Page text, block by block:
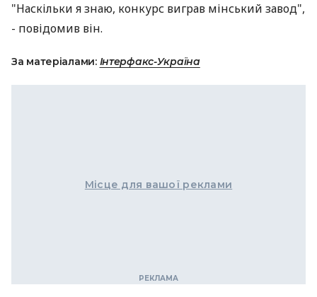
"Наскільки я знаю, конкурс виграв мінський завод",
- повідомив він.
За матеріалами: Інтерфакс-Україна
Місце для вашої реклами